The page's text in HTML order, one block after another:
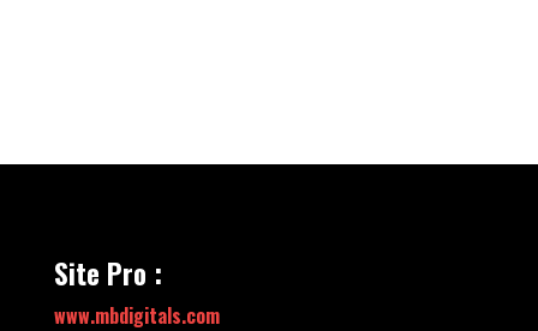
Site Pro :
www.mbdigitals.com